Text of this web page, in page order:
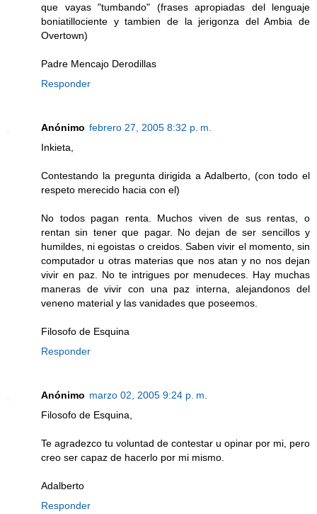
que vayas "tumbando" (frases apropiadas del lenguaje
boniatillociente y tambien de la jerigonza del Ambia de
Overtown)
Padre Mencajo Derodillas
Responder
Anónimo febrero 27, 2005 8:32 p. m.
Inkieta,
Contestando la pregunta dirigida a Adalberto, (con todo el
respeto merecido hacia con el)
No todos pagan renta. Muchos viven de sus rentas, o
rentan sin tener que pagar. No dejan de ser sencillos y
humildes, ni egoistas o creidos. Saben vivir el momento, sin
computador u otras materias que nos atan y no nos dejan
vivir en paz. No te intrigues por menudeces. Hay muchas
maneras de vivir con una paz interna, alejandonos del
veneno material y las vanidades que poseemos.
Filosofo de Esquina
Responder
Anónimo marzo 02, 2005 9:24 p. m.
Filosofo de Esquina,
Te agradezco tu voluntad de contestar u opinar por mi, pero
creo ser capaz de hacerlo por mi mismo.
Adalberto
Responder